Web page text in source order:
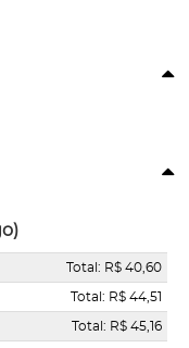
Total: R$ 40,60
Total: R$ 44,51
Total: R$ 45,16